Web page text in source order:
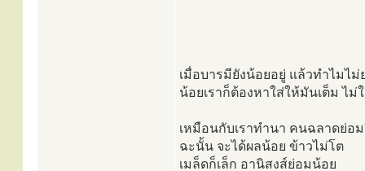
เมื่อบารมียังน้อยอยู่ แล้วทำไมไ
น้อยเราก็ต้องหาใส่ให้มันเต็ม ไม่
เหมือนกับเราทำนา คนฉลาดย่
ฉะนั้น จะได้ผลน้อย ข้าวไม่โต
เมล็ดก็เล็ก อานิสงส์ย่อมน้อย